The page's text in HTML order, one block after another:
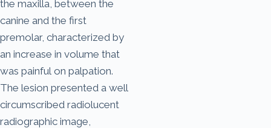
the maxilla, between the
canine and the first
premolar, characterized by
an increase in volume that
was painful on palpation.
The lesion presented a well
circumscribed radiolucent
radiographic image,